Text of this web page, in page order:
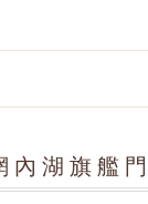
內湖旗艦